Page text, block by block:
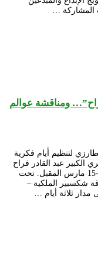
المشاركة …
فراح”… ومناقشة عوالم
لتنظيم أيام فكرية
الكبير عبد القادر فراح
(1926-2005) وهذا خلال الفترة الممتدة ما بين 13-15 مارس المقبل. تحت
شكسبير الملكية –
مدار ثلاثة أيام …